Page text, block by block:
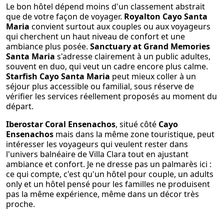
Le bon hôtel dépend moins d'un classement abstrait
que de votre façon de voyager. Royalton Cayo Santa
Maria convient surtout aux couples ou aux voyageurs
qui cherchent un haut niveau de confort et une
ambiance plus posée. Sanctuary at Grand Memories
Santa Maria s'adresse clairement à un public adultes,
souvent en duo, qui veut un cadre encore plus calme.
Starfish Cayo Santa Maria peut mieux coller à un
séjour plus accessible ou familial, sous réserve de
vérifier les services réellement proposés au moment du
départ.
Iberostar Coral Ensenachos, situé côté Cayo
Ensenachos mais dans la même zone touristique, peut
intéresser les voyageurs qui veulent rester dans
l'univers balnéaire de Villa Clara tout en ajustant
ambiance et confort. Je ne dresse pas un palmarès ici :
ce qui compte, c'est qu'un hôtel pour couple, un adults
only et un hôtel pensé pour les familles ne produisent
pas la même expérience, même dans un décor très
proche.